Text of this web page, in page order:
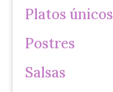
Platos únicos
Postres
Salsas